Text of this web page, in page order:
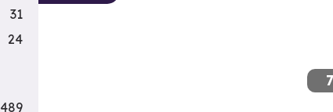
31
24
489